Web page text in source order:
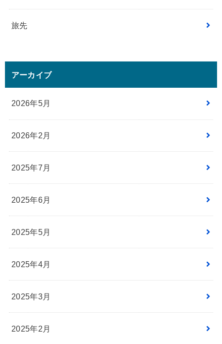
旅先
アーカイブ
2026年5月
2026年2月
2025年7月
2025年6月
2025年5月
2025年4月
2025年3月
2025年2月